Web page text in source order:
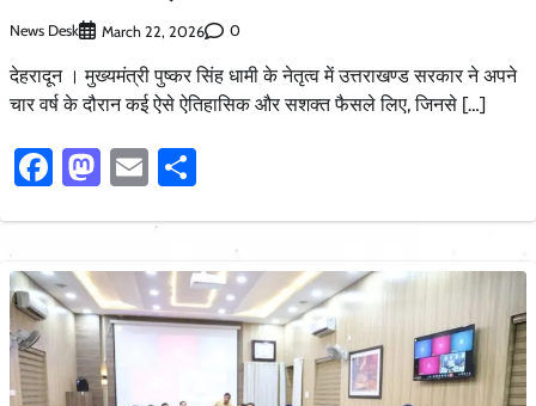
News Desk March 22, 2026 0
देहरादून । मुख्यमंत्री पुष्कर सिंह धामी के नेतृत्व में उत्तराखण्ड सरकार ने अपने
चार वर्ष के दौरान कई ऐसे ऐतिहासिक और सशक्त फैसले लिए, जिनसे […]
Facebook
Mastodon
Email